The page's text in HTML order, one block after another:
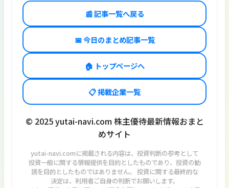
📰 記事一覧へ戻る
📅 今日のまとめ記事一覧
🏠 トップページへ
📋 掲載企業一覧
© 2025 yutai-navi.com 株主優待最新情報おまと
めサイト
yutai-navi.comに掲載される内容は、投資判断の参考として
投資一般に関する情報提供を目的としたものであり、投資の勧
誘を目的としたものではありません。 投資に関する最終的な
決定は、利用者ご自身の判断でお願いします。